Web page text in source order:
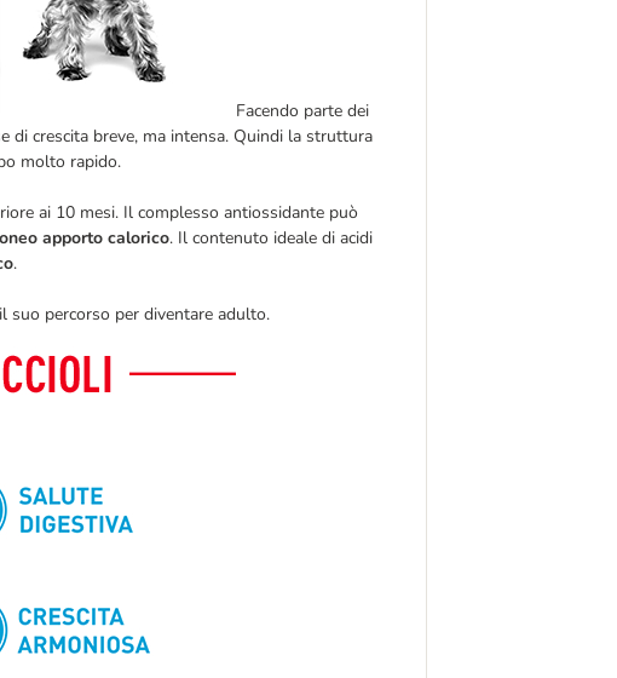
Facendo parte dei
di crescita breve, ma intensa. Quindi la struttura
molto rapido.
ai 10 mesi. Il complesso antiossidante può
apporto calorico. Il contenuto ideale di acidi
.
suo percorso per diventare adulto.